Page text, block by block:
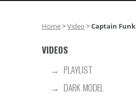
Home>Video >Captain
VIDEOS
PLAYLIST
DARK MODEL